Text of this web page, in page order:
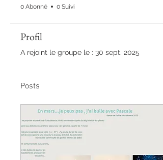
0 Abonné 0 Suivi
Profil
A rejoint le groupe le : 30 sept. 2025
Posts